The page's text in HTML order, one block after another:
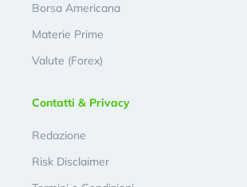
Borsa Americana
Materie Prime
Valute (Forex)
Contatti & Privacy
Redazione
Risk Disclaimer